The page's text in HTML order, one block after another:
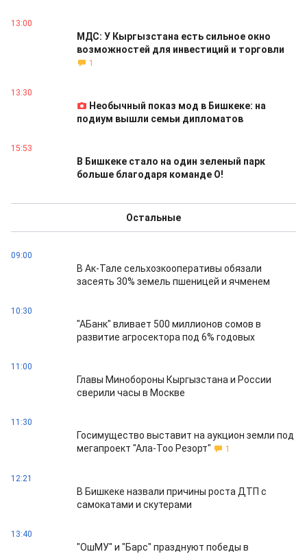
13:00
МДС: У Кыргызстана есть сильное окно
возможностей для инвестиций и торговли
1
13:30
Необычный показ мод в Бишкеке: на
подиум вышли семьи дипломатов
15:53
В Бишкеке стало на один зеленый парк
больше благодаря команде О!
Остальные
09:00
В Ак-Тале сельхозкооперативы обязали
засеять 30% земель пшеницей и ячменем
10:30
"АБанк" вливает 500 миллионов сомов в
развитие агросектора под 6% годовых
11:00
Главы Минобороны Кыргызстана и России
сверили часы в Москве
11:30
Госимущество выставит на аукцион земли под
мегапроект "Ала-Тоо Резорт"
1
12:21
В Бишкеке назвали причины роста ДТП с
самокатами и скутерами
13:40
"ОшМУ" и "Барс" празднуют победы в